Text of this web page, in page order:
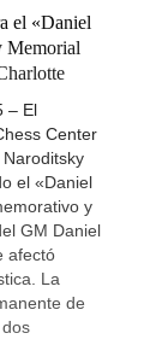
el «Daniel
Memorial
– El
Center
el «Daniel
y
GM Daniel
afectó
La
de